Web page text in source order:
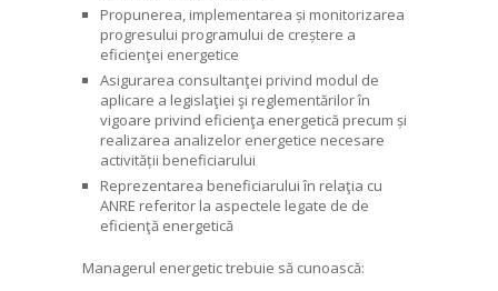
Propunerea, implementarea și monitorizarea
progresului programului de creștere a
eficienţei energetice
Asigurarea consultanţei privind modul de
aplicare a legislaţiei şi reglementărilor în
vigoare privind eficienţa energetică precum și
realizarea analizelor energetice necesare
activității beneficiarului
Reprezentarea beneficiarului în relaţia cu
ANRE referitor la aspectele legate de de
eficienţă energetică
Managerul energetic trebuie să cunoască: